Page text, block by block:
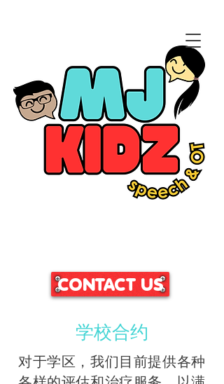
CONTACT US
学校合约
对于学区，我们目前提供各种